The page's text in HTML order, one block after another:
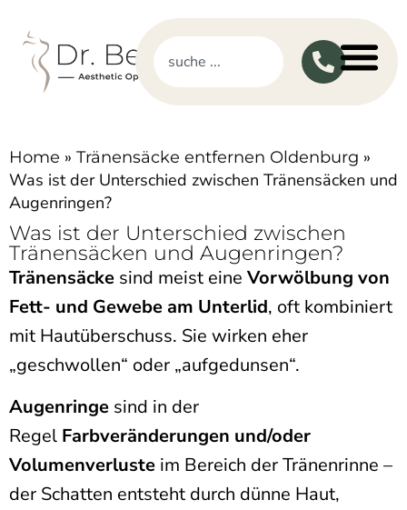
Home » Tränensäcke entfernen Oldenburg »
Was ist der Unterschied zwischen Tränensäcken und
Augenringen?
Was ist der Unterschied zwischen
Tränensäcken und Augenringen?
Tränensäcke sind meist eine Vorwölbung von
Fett- und Gewebe am Unterlid, oft kombiniert
mit Hautüberschuss. Sie wirken eher
„geschwollen“ oder „aufgedunsen“.
Augenringe sind in der
Regel Farbveränderungen und/oder
Volumenverluste im Bereich der Tränenrinne –
der Schatten entsteht durch dünne Haut,